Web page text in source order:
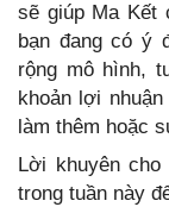
sẽ giúp Ma Kết
bạn đang có ý
rộng mô hình,
khoản lợi
làm thêm hoặc
Lời khuyên
trong tuần này